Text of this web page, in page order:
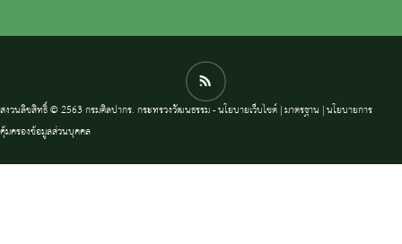
สงวนลิขสิทธิ์ © 2563 กรมศิลปากร. กระทรวงวัฒนธรรม -นโยบายเว็บไซต์|มาตรฐาน |นโยบายการ
คุ้มครองข้อมูลส่วนบุคคล